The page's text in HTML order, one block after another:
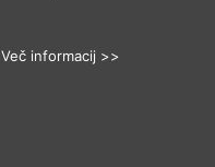
Več informacij >>